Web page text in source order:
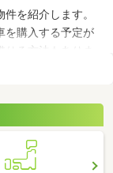
を紹介します。
を購入する予定が
る方法もありま
駐車場の費用を